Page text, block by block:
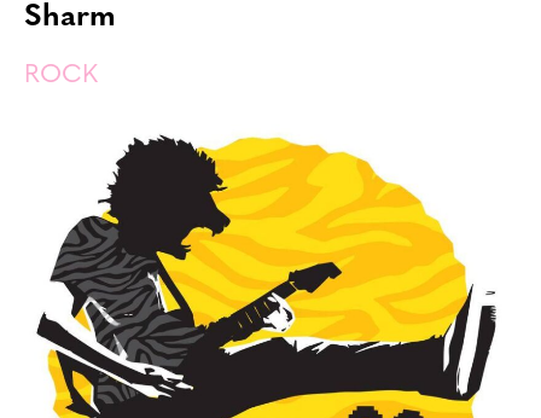
Sharm
ROCK